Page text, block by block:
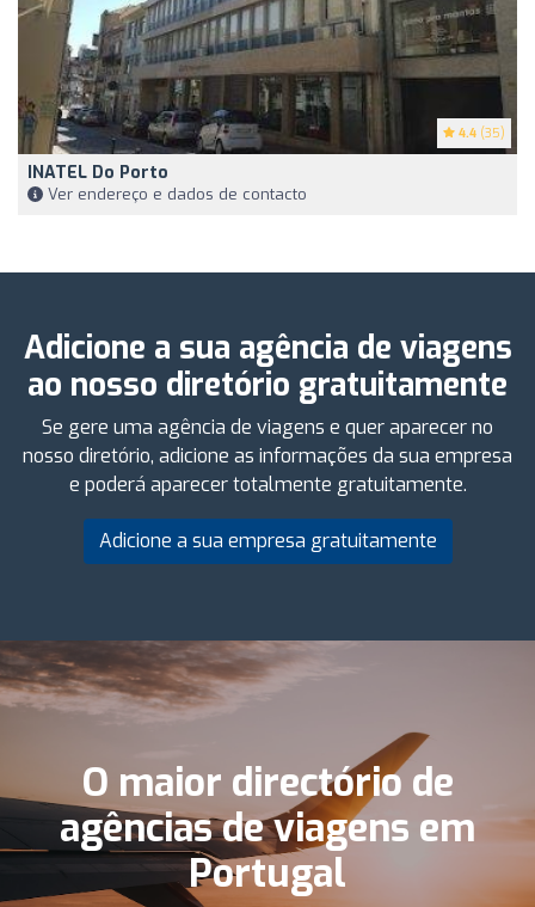
4.4 (35)
INATEL Do Porto
Ver endereço e dados de contacto
Adicione a sua agência de viagens
ao nosso diretório gratuitamente
Se gere uma agência de viagens e quer aparecer no
nosso diretório, adicione as informações da sua empresa
e poderá aparecer totalmente gratuitamente.
Adicione a sua empresa gratuitamente
O maior directório de
agências de viagens em
Portugal